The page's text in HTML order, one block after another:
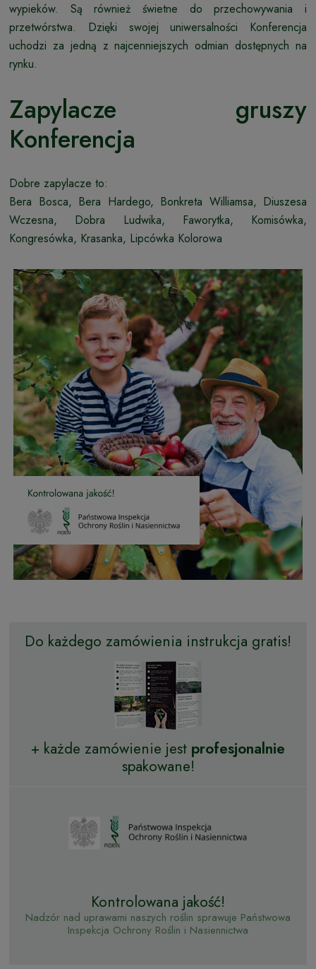
wypieków. Są również świetne do przechowywania i
przetwórstwa. Dzięki swojej uniwersalności Konferencja
uchodzi za jedną z najcenniejszych odmian dostępnych na
rynku.
Zapylacze gruszy
Konferencja
Dobre zapylacze to:
Bera Bosca, Bera Hardego, Bonkreta Williamsa, Diuszesa
Wczesna, Dobra Ludwika, Faworytka, Komisówka,
Kongresówka, Krasanka, Lipcówka Kolorowa
Do każdego zamówienia instrukcja gratis!
+ każde zamówienie jest profesjonalnie
spakowane!
Kontrolowana jakość!
Nadzór nad uprawami naszych roślin sprawuje Państwowa
Inspekcja Ochrony Roślin i Nasiennictwa